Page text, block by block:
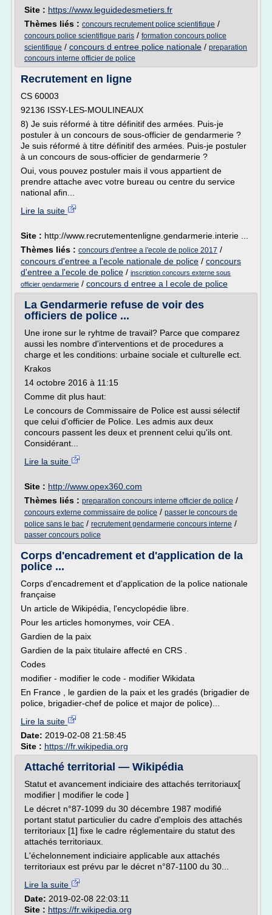
Site : https://www.leguidedesmetiers.fr
Thèmes liés : concours recrutement police scientifique /
concours police scientifique paris / formation concours police
scientifique / concours d entree police nationale / preparation
concours interne officier de police
Recrutement en ligne
CS 60003
92136 ISSY-LES-MOULINEAUX
8) Je suis réformé à titre définitif des armées. Puis-je
postuler à un concours de sous-officier de gendarmerie ?
Je suis réformé à titre définitif des armées. Puis-je postuler
à un concours de sous-officier de gendarmerie ?
Oui, vous pouvez postuler mais il vous appartient de
prendre attache avec votre bureau ou centre du service
national afin...
Lire la suite
Site : http://www.recrutementenligne.gendarmerie.interie ...
Thèmes liés : concours d'entree a l'ecole de police 2017 /
concours d'entree a l'ecole nationale de police / concours
d'entree a l'ecole de police / inscription concours externe sous
officier gendarmerie / concours d entree a l ecole de police
La Gendarmerie refuse de voir des
officiers de police ...
Une irone sur le ryhtme de travail? Parce que comparez
aussi les nombre d'interventions et de procedures a
charge et les conditions: urbaine sociale et culturelle ect.
Krakos
14 octobre 2016 à 11:15
Comme dit plus haut:
Le concours de Commissaire de Police est aussi sélectif
que celui d'officier de Police. Les admis aux deux
concours passent les deux et prennent celui qu'ils ont.
Considérant...
Lire la suite
Site : http://www.opex360.com
Thèmes liés : preparation concours interne officier de police /
concours externe commissaire de police / passer le concours de
police sans le bac / recrutement gendarmerie concours interne /
passer concours police
Corps d'encadrement et d'application de la
police ...
Corps d'encadrement et d'application de la police nationale
française
Un article de Wikipédia, l'encyclopédie libre.
Pour les articles homonymes, voir CEA .
Gardien de la paix
Gardien de la paix titulaire affecté en CRS .
Codes
modifier - modifier le code - modifier Wikidata
En France , le gardien de la paix et les gradés (brigadier de
police, brigadier-chef de police et major de police)...
Lire la suite
Date: 2019-02-08 21:58:45
Site : https://fr.wikipedia.org
Attaché territorial — Wikipédia
Statut et avancement indiciaire des attachés territoriaux[
modifier | modifier le code ]
Le décret n°87-1099 du 30 décembre 1987 modifié
portant statut particulier du cadre d'emplois des attachés
territoriaux [1] fixe le cadre réglementaire du statut des
attachés territoriaux.
L'échelonnement indiciaire applicable aux attachés
territoriaux est prévu par le décret n°87-1100 du 30...
Lire la suite
Date: 2019-02-08 22:03:11
Site : https://fr.wikipedia.org